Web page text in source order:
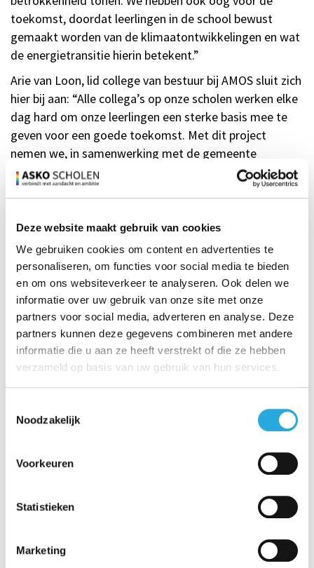
Deze website maakt gebruik van cookies
We gebruiken cookies om content en advertenties te
personaliseren, om functies voor social media te bieden
en om ons websiteverkeer te analyseren. Ook delen we
informatie over uw gebruik van onze site met onze
partners voor social media, adverteren en analyse. Deze
partners kunnen deze gegevens combineren met andere
informatie die u aan ze heeft verstrekt of die ze hebben
verzameld op basis van uw gebruik van hun services.
Noodzakelijk
Voorkeuren
Statistieken
Marketing
toekomst, doordat leerlingen in de school bewust
gemaakt worden van de klimaatontwikkelingen en wat
de energietransitie hierin betekent.”
Arie van Loon, lid college van bestuur bij AMOS sluit zich
hier bij aan: “Alle collega’s op onze scholen werken elke
dag hard om onze leerlingen een sterke basis mee te
geven voor een goede toekomst. Met dit project
nemen we, in samenwerking met de gemeente
Amsterdam, onze verantwoordelijkheid om te zorgen
dat die toekomst ook groen en duurzaam is.”
“Amsterdam heeft zichzelf als doel gesteld om geen
geschikt dak onbenut te laten en zoveel mogelijk
schone energie op te wekken met zonnepanelen. Het is
geweldig om te zien met hoeveel enthousiasme dit
door de schoolbesturen en de betrokken scholen wordt
opgepakt en bijna de helft van de scholen inmiddels
zonnepanelen op zijn dak heeft. Daarmee doen we het
bijna twee keer zo goed als het landelijk gemiddelde.”